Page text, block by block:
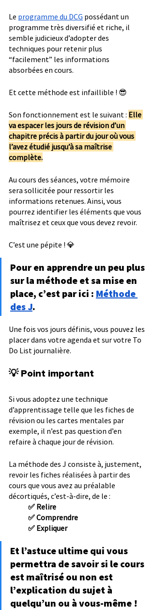
Le programme du DCG possédant un
programme très diversifié et riche, il
semble judicieux d’adopter des
techniques pour retenir plus
“facilement” les informations
absorbées en cours.
Et cette méthode est infaillible ! 😎
Son fonctionnement est le suivant : Elle
va espacer les jours de révision d’un
chapitre précis à partir du jour où vous
l’avez étudié jusqu’à sa maîtrise
complète.
Au cours des séances, votre mémoire
sera sollicitée pour ressortir les
informations retenues. Ainsi, vous
pourrez identifier les éléments que vous
maîtrisez et ceux que vous devez revoir.
C’est une pépite ! 💎
Pour en apprendre un peu plus
sur la méthode et sa mise en
place, c’est par ici : Méthode
des J.
Une fois vos jours définis, vous pouvez les
placer dans votre agenda et sur votre To
Do List journalière.
💡 Point important
Si vous adoptez une technique
d’apprentissage telle que les fiches de
révision ou les cartes mentales par
exemple, il n’est pas question d’en
refaire à chaque jour de révision.
La méthode des J consiste à, justement,
revoir les fiches réalisées à partir des
cours que vous avez au préalable
décortiqués, c’est-à-dire, de le :
✅ Relire
✅ Comprendre
✅ Expliquer
Et l’astuce ultime qui vous
permettra de savoir si le cours
est maîtrisé ou non est
l’explication du sujet à
quelqu’un ou à vous-même !